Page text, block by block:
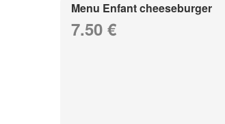
Menu Enfant cheeseburger
7.50 €